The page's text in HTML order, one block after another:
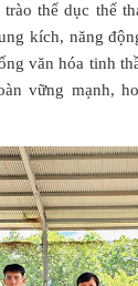
thể dục thể
kích, năng
văn hóa tinh
vững mạnh,